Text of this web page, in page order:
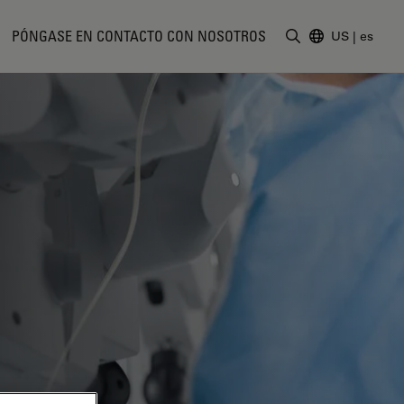
PÓNGASE EN CONTACTO CON NOSOTROS US | es